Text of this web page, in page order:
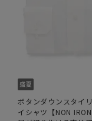
ボタンダウンスタイ
イシャツ【NON